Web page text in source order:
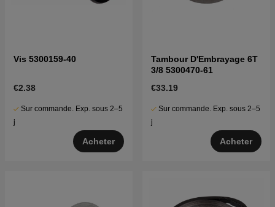
Vis 5300159-40
€2.38
Sur commande. Exp. sous 2–5
j
Acheter
Tambour D'Embrayage 6T
3/8 5300470-61
€33.19
Sur commande. Exp. sous 2–5
j
Acheter